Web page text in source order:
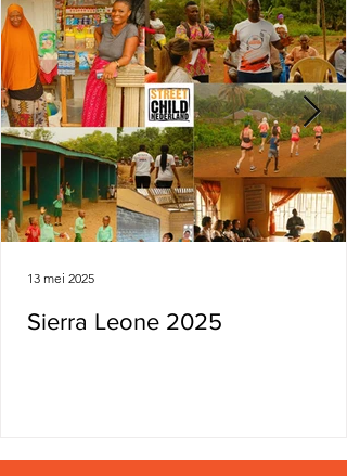
Sierra Leone 2025
13 mei 2025